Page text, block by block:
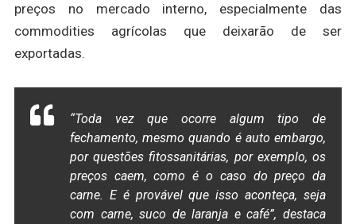
preços no mercado interno, especialmente das
commodities agrícolas que deixarão de ser
exportadas.
“Toda vez que ocorre algum tipo de
fechamento, mesmo quando é auto embargo,
por questões fitossanitárias, por exemplo, os
preços caem, como é o caso do preço da
carne. E é provável que isso aconteça, seja
com carne, suco de laranja e café”, destaca